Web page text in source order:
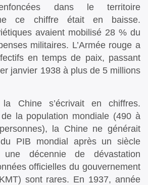
dans le territoire
ce chiffre était en baisse.
avaient mobilisé 28 % du
militaires. L’Armée rouge a
en temps de paix, passant
janvier 1938 à plus de 5 millions
Chine s’écrivait en chiffres.
la population mondiale (490 à
la Chine ne générait
PIB mondial après un siècle
une décennie de dévastation
officielles du gouvernement
sont rares. En 1937, année